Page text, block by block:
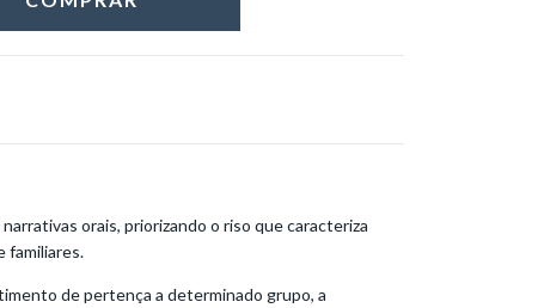
orais, priorizando o riso que caracteriza
familiares.
de pertença a determinado grupo, a